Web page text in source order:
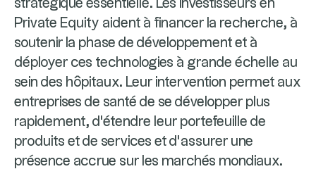
stratégique essentielle. Les investisseurs en
Private Equity aident à financer la recherche, à
soutenir la phase de développement et à
déployer ces technologies à grande échelle au
sein des hôpitaux. Leur intervention permet aux
entreprises de santé de se développer plus
rapidement, d'étendre leur portefeuille de
produits et de services et d’assurer une
présence accrue sur les marchés mondiaux.